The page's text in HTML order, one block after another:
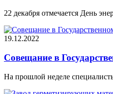
22 декабря отмечается День
19.12.2022
Совещание в
На прошлой неделе